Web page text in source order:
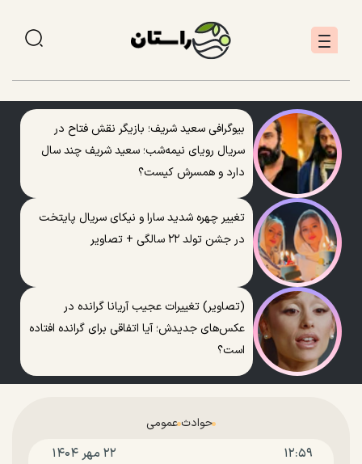
بیوگرافی سعید شریف؛ بازیگر نقش فتاح در
سریال رویای نیمه‌شب؛ سعید شریف چند سال
دارد و همسرش کیست؟
تغییر چهره شدید سارا و نیکای سریال پایتخت
در جشن تولد ۲۲ سالگی + تصاویر
(تصاویر) تغییرات عجیب آریانا گرانده در
عکس‌های جدیدش؛ آیا اتفاقی برای گرانده افتاده
است؟
حوادث عمومی
۱۲:۵۹ ۲۲ مهر ۱۴۰۴